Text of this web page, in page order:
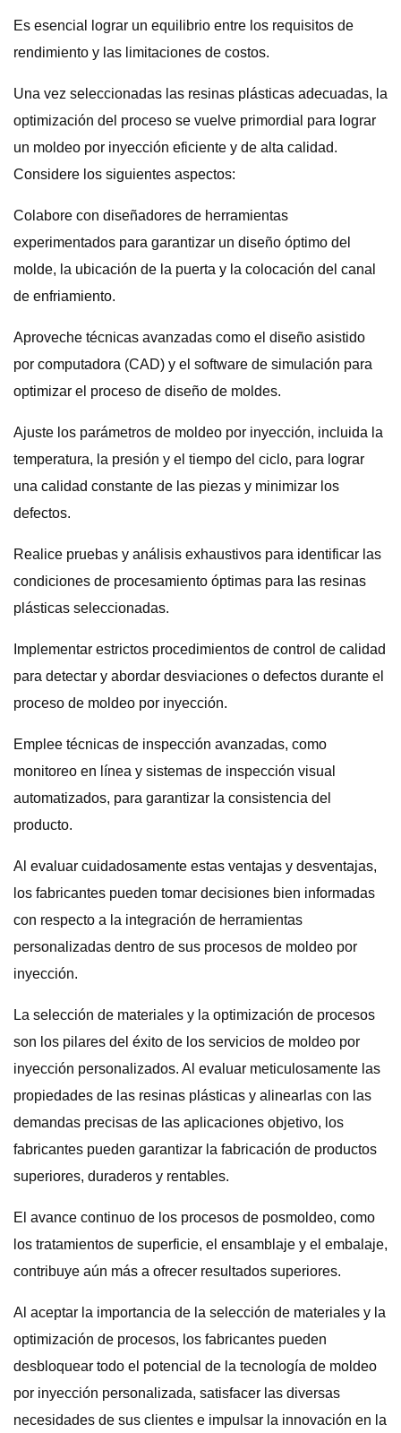
Es esencial lograr un equilibrio entre los requisitos de
rendimiento y las limitaciones de costos.
Una vez seleccionadas las resinas plásticas adecuadas, la
optimización del proceso se vuelve primordial para lograr
un moldeo por inyección eficiente y de alta calidad.
Considere los siguientes aspectos:
Colabore con diseñadores de herramientas
experimentados para garantizar un diseño óptimo del
molde, la ubicación de la puerta y la colocación del canal
de enfriamiento.
Aproveche técnicas avanzadas como el diseño asistido
por computadora (CAD) y el software de simulación para
optimizar el proceso de diseño de moldes.
Ajuste los parámetros de moldeo por inyección, incluida la
temperatura, la presión y el tiempo del ciclo, para lograr
una calidad constante de las piezas y minimizar los
defectos.
Realice pruebas y análisis exhaustivos para identificar las
condiciones de procesamiento óptimas para las resinas
plásticas seleccionadas.
Implementar estrictos procedimientos de control de calidad
para detectar y abordar desviaciones o defectos durante el
proceso de moldeo por inyección.
Emplee técnicas de inspección avanzadas, como
monitoreo en línea y sistemas de inspección visual
automatizados, para garantizar la consistencia del
producto.
Al evaluar cuidadosamente estas ventajas y desventajas,
los fabricantes pueden tomar decisiones bien informadas
con respecto a la integración de herramientas
personalizadas dentro de sus procesos de moldeo por
inyección.
La selección de materiales y la optimización de procesos
son los pilares del éxito de los servicios de moldeo por
inyección personalizados. Al evaluar meticulosamente las
propiedades de las resinas plásticas y alinearlas con las
demandas precisas de las aplicaciones objetivo, los
fabricantes pueden garantizar la fabricación de productos
superiores, duraderos y rentables.
El avance continuo de los procesos de posmoldeo, como
los tratamientos de superficie, el ensamblaje y el embalaje,
contribuye aún más a ofrecer resultados superiores.
Al aceptar la importancia de la selección de materiales y la
optimización de procesos, los fabricantes pueden
desbloquear todo el potencial de la tecnología de moldeo
por inyección personalizada, satisfacer las diversas
necesidades de sus clientes e impulsar la innovación en la